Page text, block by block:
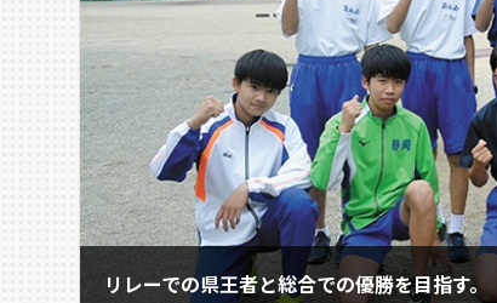
リレーでの県王者と総合での優勝を目指す。